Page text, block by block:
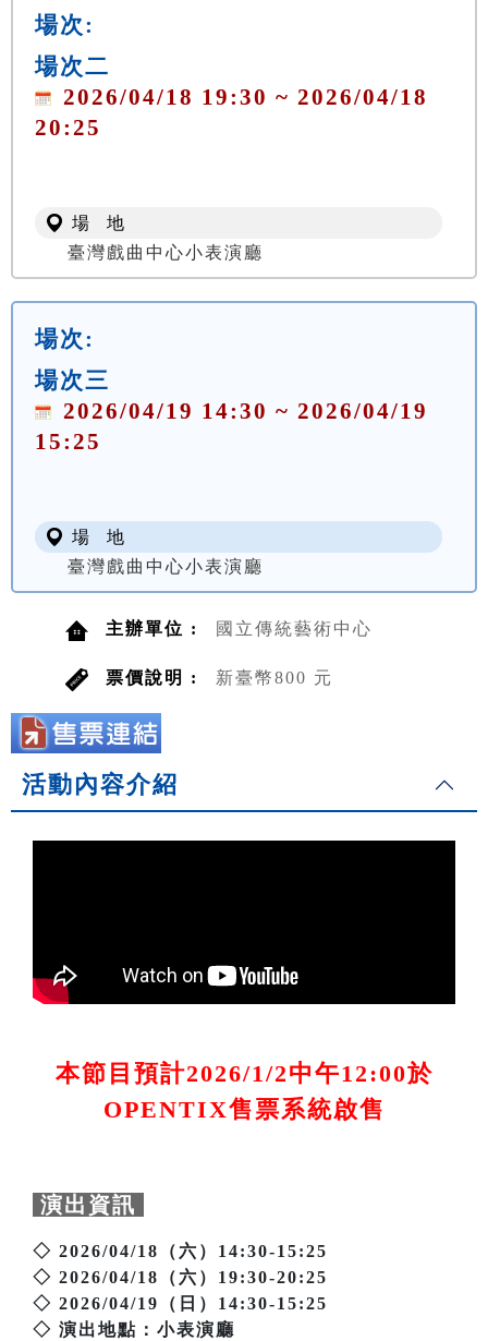
場次:
場次二
2026/04/18 19:30 ~ 2026/04/18
20:25
場 地
臺灣戲曲中心小表演廳
場次:
場次三
2026/04/19 14:30 ~ 2026/04/19
15:25
場 地
臺灣戲曲中心小表演廳
主辦單位 : 國立傳統藝術中心
票價說明 : 新臺幣800 元
活動內容介紹
本節目預計2026/1/2中午12:00於
OPENTIX售票系統啟售
演出資訊
◇ 2026/04/18（六）14:30-15:25
◇ 2026/04/18（六）19:30-20:25
◇ 2026/04/19（日）14:30-15:25
◇ 演出地點：小表演廳